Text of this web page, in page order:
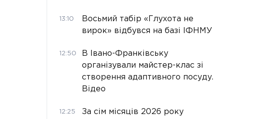
13:10
Восьмий табір «Глухота не
вирок» відбувся на базі ІФНМУ
12:50
В Івано-Франківську
організували майстер-клас зі
створення адаптивного посуду.
Відео
12:25
За сім місяців 2026 року